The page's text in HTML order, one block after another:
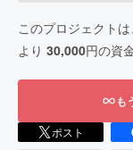
このプロジェクトは、
より 30,000円の資
も
ポスト